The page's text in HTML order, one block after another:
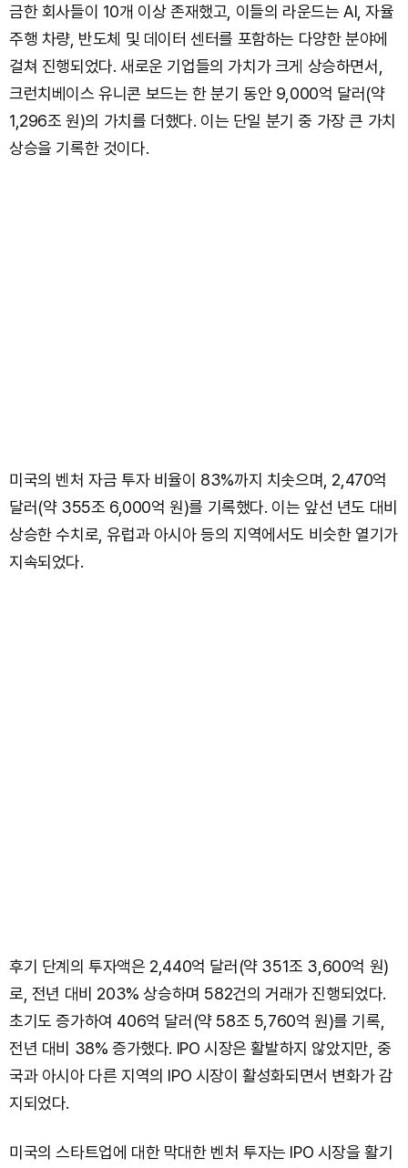
금한 회사들이 10개 이상 존재했고, 이들의 라운드는 AI, 자율
주행 차량, 반도체 및 데이터 센터를 포함하는 다양한 분야에
걸쳐 진행되었다. 새로운 기업들의 가치가 크게 상승하면서,
크런치베이스 유니콘 보드는 한 분기 동안 9,000억 달러(약
1,296조 원)의 가치를 더했다. 이는 단일 분기 중 가장 큰 가치
상승을 기록한 것이다.
미국의 벤처 자금 투자 비율이 83%까지 치솟으며, 2,470억
달러(약 355조 6,000억 원)를 기록했다. 이는 앞선 년도 대비
상승한 수치로, 유럽과 아시아 등의 지역에서도 비슷한 열기가
지속되었다.
후기 단계의 투자액은 2,440억 달러(약 351조 3,600억 원)
로, 전년 대비 203% 상승하며 582건의 거래가 진행되었다.
초기도 증가하여 406억 달러(약 58조 5,760억 원)를 기록,
전년 대비 38% 증가했다. IPO 시장은 활발하지 않았지만, 중
국과 아시아 다른 지역의 IPO 시장이 활성화되면서 변화가 감
지되었다.
미국의 스타트업에 대한 막대한 벤처 투자는 IPO 시장을 활기